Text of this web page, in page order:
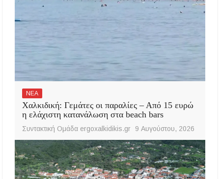
ΝΕΑ
Χαλκιδική: Γεμάτες οι παραλίες – Από 15 ευρώ
η ελάχιστη κατανάλωση στα beach bars
Συντακτική Ομάδα ergoxalkidikis.gr 9 Αυγούστου, 2026